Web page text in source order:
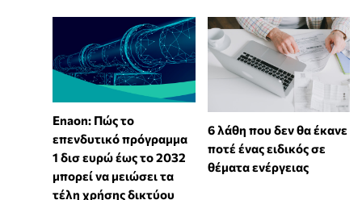
Enaon: Πώς το
επενδυτικό πρόγραμμα
1 δισ ευρώ έως το 2032
μπορεί να μειώσει τα
τέλη χρήσης δικτύου
6 λάθη που δεν θα έκανε
ποτέ ένας ειδικός σε
θέματα ενέργειας